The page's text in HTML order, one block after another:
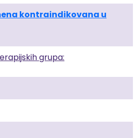
kontraindikovana u
grupa: